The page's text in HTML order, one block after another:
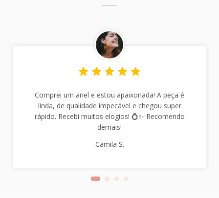
Comprei um anel e estou apaixonada! A peça é
linda, de qualidade impecável e chegou super
rápido. Recebi muitos elogios! 💍✨ Recomendo
demais!
Camila S.